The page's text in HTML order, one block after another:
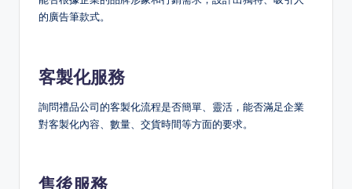
的廣告筆款式。
客製化服務
詢問禮品公司的客製化流程是否簡單、靈活，能否滿足企業
對客製化內容、數量、交貨時間等方面的要求。
售後服務